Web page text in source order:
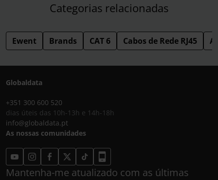
Categorias relacionadas
Ewent Brands CAT 6 Cabos de Rede RJ45
Globaldata
+351 300 600 520
dias úteis das 10h-13h e 14h-18h
info@globaldata.pt
As nossas comunidades
Mantenha-me atualizado com as últimas